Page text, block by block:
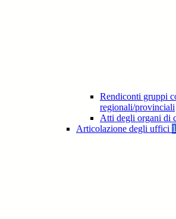
Rendiconti gruppi
regionali/provinciali
Atti degli organi di
Articolazione degli uffici 1